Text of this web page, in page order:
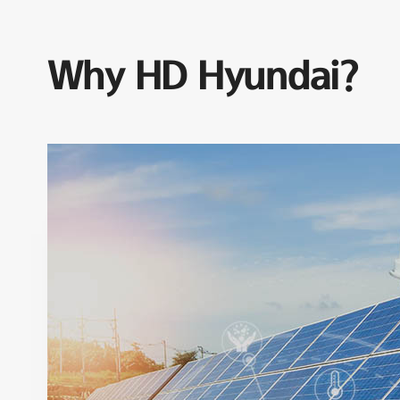
Why HD Hyundai?